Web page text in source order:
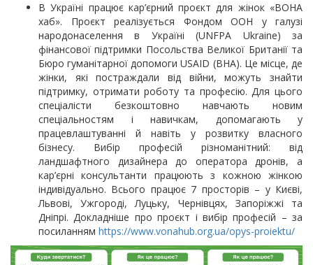
В Україні працює кар’єрний проєкт для жінок «ВОНА
хаб». Проєкт реалізується Фондом ООН у галузі
народонаселення в Україні (UNFPA Ukraine) за
фінансової підтримки Посольства Великої Британії та
Бюро гуманітарної допомоги USAID (BHA). Це місце, де
жінки, які постраждали від війни, можуть знайти
підтримку, отримати роботу та професію. Для цього
спеціалісти безкоштовно навчають новим
спеціальностям і навичкам, допомагають у
працевлаштуванні й навіть у розвитку власного
бізнесу. Вибір професій різноманітний: від
ландшафтного дизайнера до оператора дронів, а
кар’єрні консультанти працюють з кожною жінкою
індивідуально. Всього працює 7 просторів – у Києві,
Львові, Ужгороді, Луцьку, Чернівцях, Запоріжжі та
Дніпрі. Докладніше про проєкт і вибір професій – за
посиланням https://www.vonahub.org.ua/opys-proiektu/